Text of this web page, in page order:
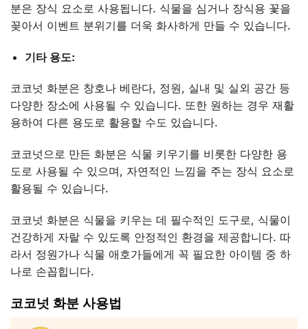
분은 장식 요소로 사용됩니다. 식물을 심거나 장식용 꽃을
꽂아서 이벤트 분위기를 더욱 화사하게 만들 수 있습니다.
기타 용도:
코코넛 화분은 창호나 베란다, 정원, 실내 및 실외 공간 등
다양한 장소에 사용될 수 있습니다. 또한 원하는 경우 재활
용하여 다른 용도로 활용할 수도 있습니다.
코코넛으로 만든 화분은 식물 키우기를 비롯한 다양한 용
도로 사용될 수 있으며, 자연적인 느낌을 주는 장식 요소로
활용될 수 있습니다.
코코넛 화분은 식물을 키우는 데 필수적인 도구로, 식물이
건강하게 자랄 수 있도록 안정적인 환경을 제공합니다. 따
라서 정원가나 식물 애호가들에게 꼭 필요한 아이템 중 하
나로 손꼽힙니다.
코코넛 화분 사용법